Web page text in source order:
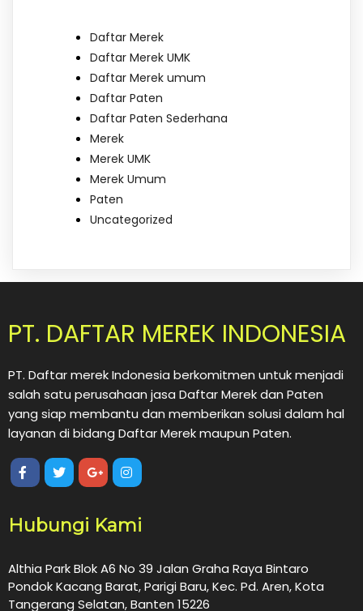
Daftar Merek
Daftar Merek UMK
Daftar Merek umum
Daftar Paten
Daftar Paten Sederhana
Merek
Merek UMK
Merek Umum
Paten
Uncategorized
PT. DAFTAR MEREK INDONESIA
PT. Daftar merek Indonesia berkomitmen untuk menjadi
salah satu perusahaan jasa Daftar Merek dan Paten
yang siap membantu dan memberikan solusi dalam hal
layanan di bidang Daftar Merek maupun Paten.
Hubungi Kami
Althia Park Blok A6 No 39 Jalan Graha Raya Bintaro
Pondok Kacang Barat, Parigi Baru, Kec. Pd. Aren, Kota
Tangerang Selatan, Banten 15226